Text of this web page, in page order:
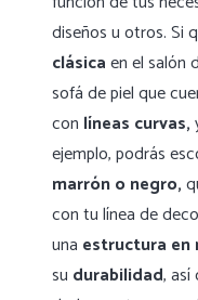
diseños u otros. Si
clásicaen el salón
sofá de piel que
con líneas curvas,
ejemplo, podrás
marrón o negro,
con tu línea de
una estructura en
su durabilidad, así